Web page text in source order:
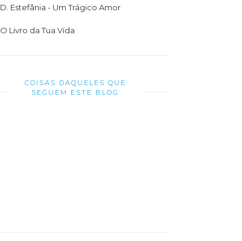
D. Estefânia - Um Trágico Amor
O Livro da Tua Vida
COISAS DAQUELES QUE
SEGUEM ESTE BLOG